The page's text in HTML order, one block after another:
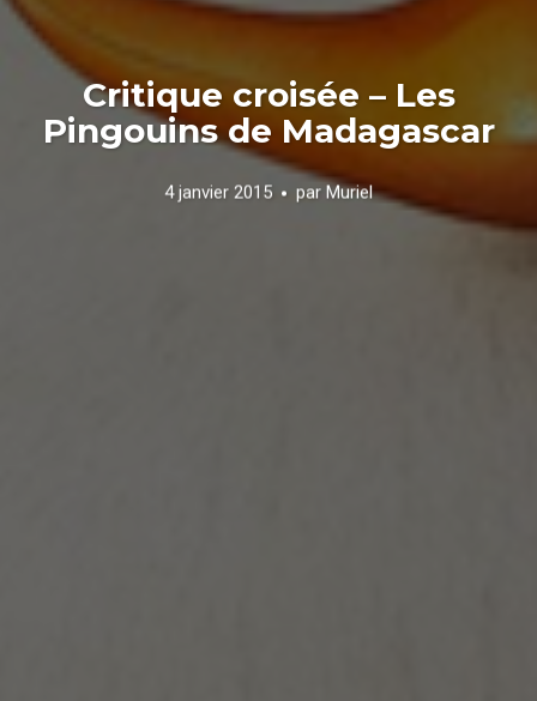
Critique croisée – Les
Pingouins de Madagascar
4 janvier 2015 par Muriel